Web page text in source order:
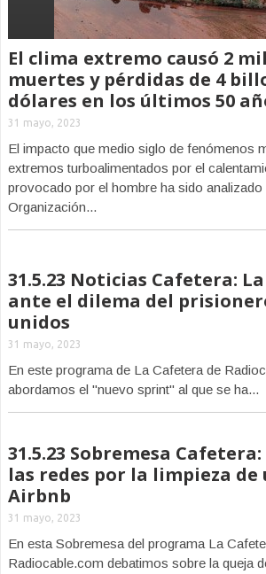
El clima extremo causó 2
muertes y pérdidas de 4
dólares en los últimos 50
31 mayo, 2023
El impacto que medio siglo de fenómenos
extremos turboalimentados por el
provocado por el hombre ha sido analizado
Organización...
31.5.23 Noticias Cafetera:
ante el dilema del
unidos
31 mayo, 2023
En este programa de La Cafetera de
abordamos el "nuevo sprint" al que se ha...
31.5.23 Sobremesa
las redes por la limpieza de
Airbnb
31 mayo, 2023
En esta Sobremesa del programa La
Radiocable.com debatimos sobre la queja